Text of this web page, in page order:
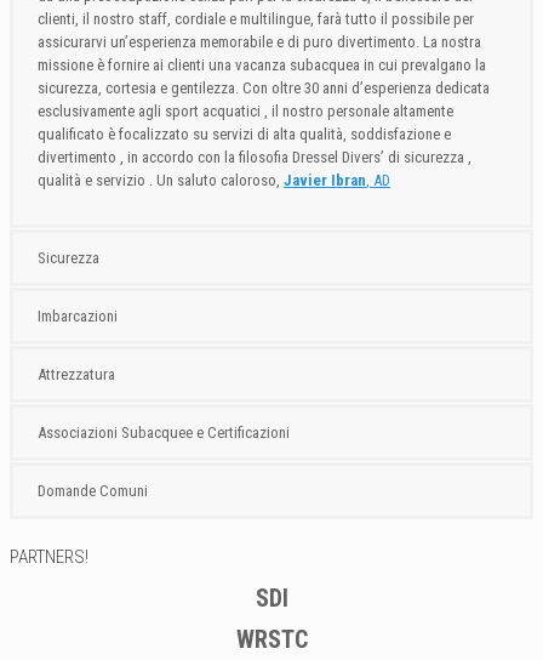
clienti, il nostro staff, cordiale e multilingue, farà tutto il possibile per
assicurarvi un’esperienza memorabile e di puro divertimento. La nostra
missione è fornire ai clienti una vacanza subacquea in cui prevalgano la
sicurezza, cortesia e gentilezza. Con oltre 30 anni d’esperienza dedicata
esclusivamente agli sport acquatici , il nostro personale altamente
qualificato è focalizzato su servizi di alta qualità, soddisfazione e
divertimento , in accordo con la filosofia Dressel Divers’ di sicurezza ,
qualità e servizio . Un saluto caloroso, Javier Ibran, AD
Sicurezza
Imbarcazioni
Attrezzatura
Associazioni Subacquee e Certificazioni
Domande Comuni
PARTNERS!
SDI
WRSTC